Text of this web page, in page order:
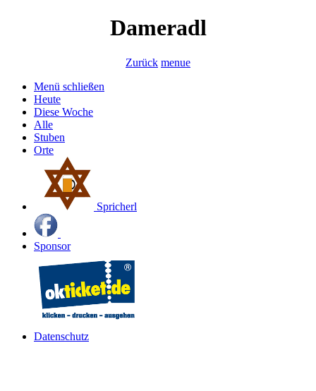
Dameradl
Zurück menue
Menü schließen
Heute
Diese Woche
Alle
Stuben
Orte
Spricherl
Sponsor
Datenschutz